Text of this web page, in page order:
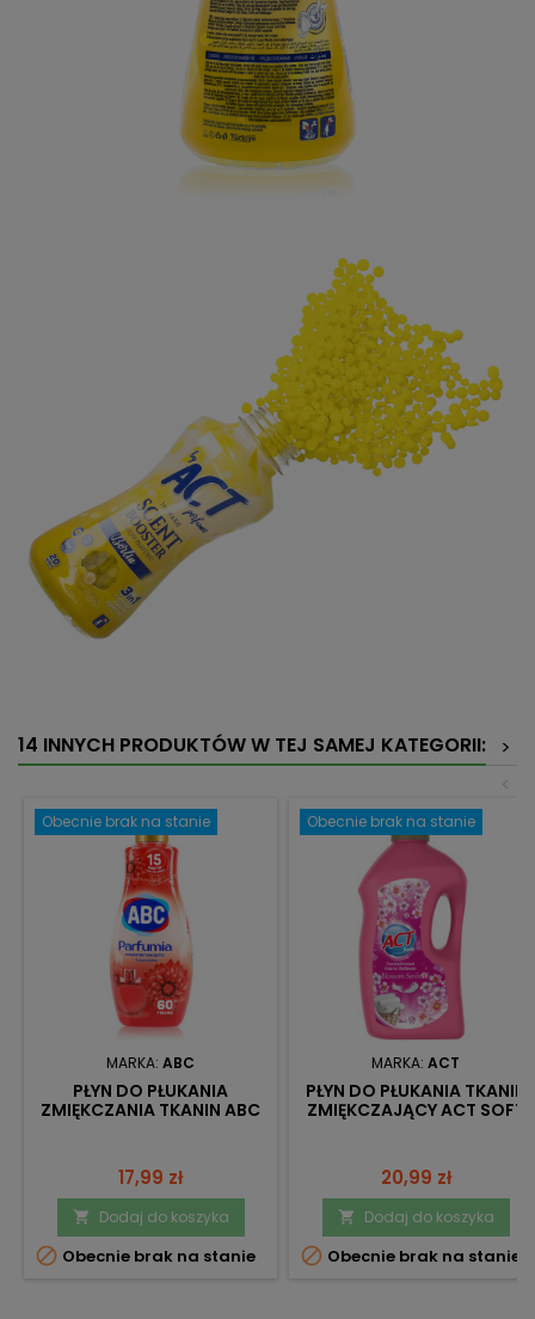
14 INNYCH PRODUKTÓW W TEJ SAMEJ KATEGORII:
>
<
Obecnie brak na stanie
MARKA: ABC
PŁYN DO PŁUKANIA
ZMIĘKCZANIA TKANIN ABC
Cena
17,99 zł
 Dodaj do koszyka
 Obecnie brak na stanie
Obecnie brak na stanie
MARKA: ACT
PŁYN DO PŁUKANIA TKANIN
ZMIĘKCZAJĄCY ACT SOFT
Cena
20,99 zł
 Dodaj do koszyka
 Obecnie brak na stanie